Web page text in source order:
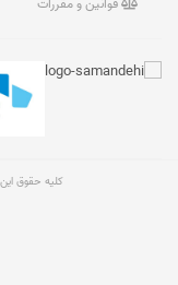
کلیه حقوق